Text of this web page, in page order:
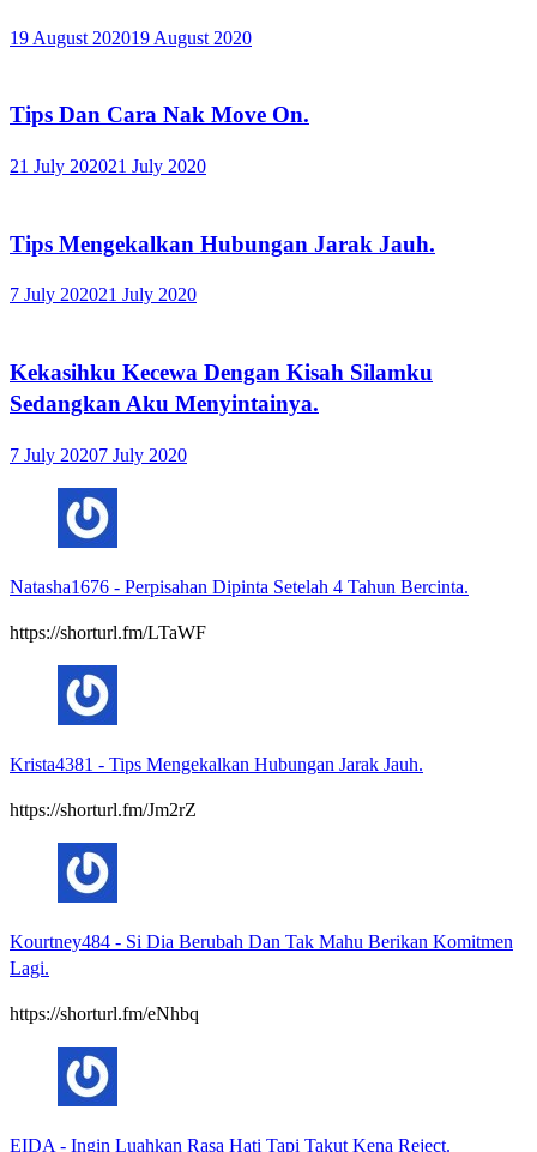
19 August 202019 August 2020
Tips Dan Cara Nak Move On.
21 July 202021 July 2020
Tips Mengekalkan Hubungan Jarak Jauh.
7 July 202021 July 2020
Kekasihku Kecewa Dengan Kisah Silamku
Sedangkan Aku Menyintainya.
7 July 20207 July 2020
Natasha1676 - Perpisahan Dipinta Setelah 4 Tahun Bercinta.
https://shorturl.fm/LTaWF
Krista4381 - Tips Mengekalkan Hubungan Jarak Jauh.
https://shorturl.fm/Jm2rZ
Kourtney484 - Si Dia Berubah Dan Tak Mahu Berikan Komitmen
Lagi.
https://shorturl.fm/eNhbq
EIDA - Ingin Luahkan Rasa Hati Tapi Takut Kena Reject.